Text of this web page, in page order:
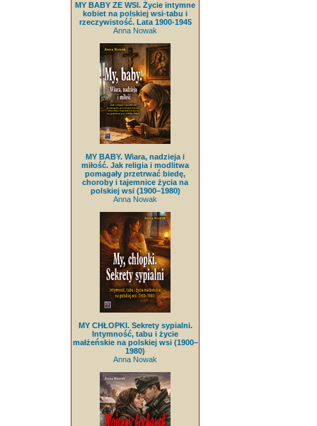
MY BABY ZE WSI. Życie intymne
kobiet na polskiej wsi-tabu i
rzeczywistość. Lata 1900-1945
Anna Nowak
MY BABY. Wiara, nadzieja i
miłość. Jak religia i modlitwa
pomagały przetrwać biedę,
choroby i tajemnice życia na
polskiej wsi (1900–1980)
Anna Nowak
MY CHŁOPKI. Sekrety sypialni.
Intymność, tabu i życie
małżeńskie na polskiej wsi (1900–
1980)
Anna Nowak